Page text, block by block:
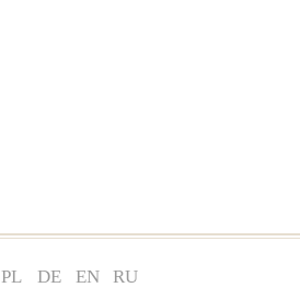
PL DE EN RU